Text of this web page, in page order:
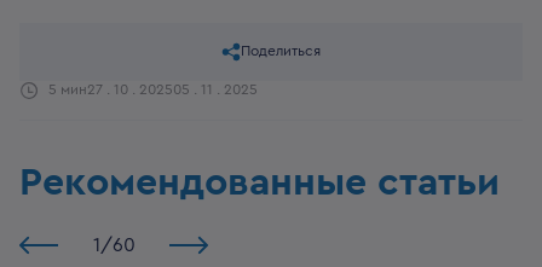
5 мин27 . 10 . 202505 . 11 . 2025
Поделиться
Рекомендованные статьи
1 /60